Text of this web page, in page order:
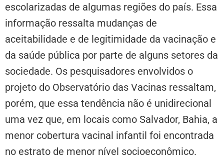
escolarizadas de algumas regiões do país. Essa
informação ressalta mudanças de
aceitabilidade e de legitimidade da vacinação e
da saúde pública por parte de alguns setores da
sociedade. Os pesquisadores envolvidos o
projeto do Observatório das Vacinas ressaltam,
porém, que essa tendência não é unidirecional
uma vez que, em locais como Salvador, Bahia, a
menor cobertura vacinal infantil foi encontrada
no estrato de menor nível socioeconômico.